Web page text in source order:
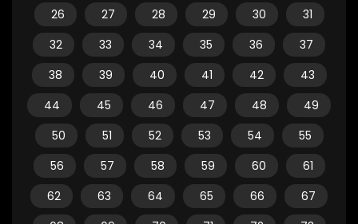
26
27 28 29 30
31
32
33 34 35 36
37
38
39 40 41 42
43
44
45 46 47 48
49
50
51 52 53 54
55
56
57 58 59 60
61
62
63 64 65 66
67